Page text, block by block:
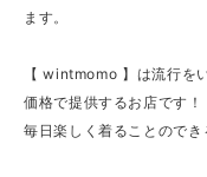
ます。
【 wintmomo 】は流行を
価格で提供するお店です！
毎日楽しく着ることのでき